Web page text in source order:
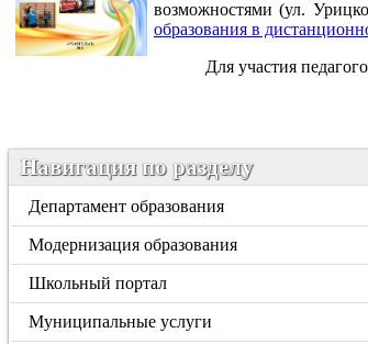
возможностями (ул.
образования в
Для участия
Навигация по разделу
Департамент образования
Модернизация образования
Школьный портал
Муниципальные услуги